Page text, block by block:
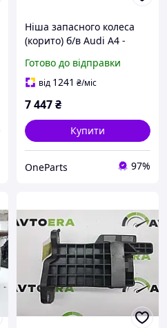
Ніша запасного колеса
(корито) б/в Audi A4 -
Готово до відправки
від 1241 ₴/міс
7 447₴
Купити
OneParts 97%